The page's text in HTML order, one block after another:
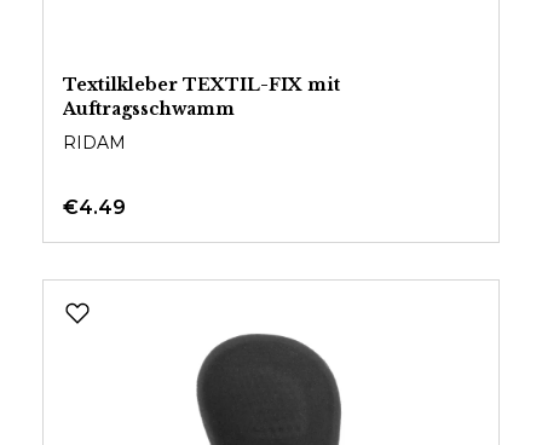
Textilkleber TEXTIL-FIX mit
Auftragsschwamm
RIDAM
€4.49